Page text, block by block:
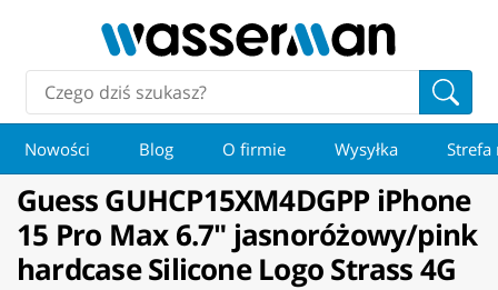
Nowości Blog O firmie Wysyłka Strefa
Guess GUHCP15XM4DGPP iPhone
15 Pro Max 6.7" jasnoróżowy/pink
hardcase Silicone Logo Strass 4G